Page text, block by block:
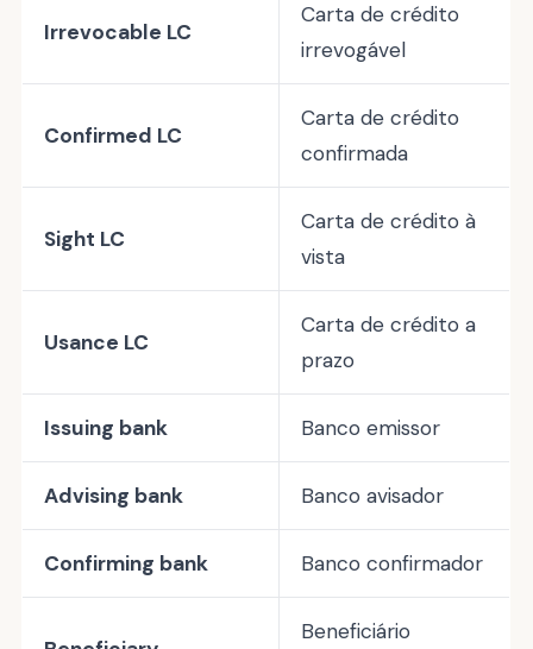
Irrevocable LC
Carta de crédito
irrevogável
Confirmed LC
Carta de crédito
confirmada
Sight LC
Carta de crédito à
vista
Usance LC
Carta de crédito a
prazo
Issuing bank Banco emissor
Advising bank Banco avisador
Confirming bank Banco confirmador
Beneficiário